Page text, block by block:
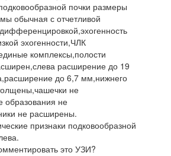
почки размеры
обычная с отчетливой
эхогенности,ЧЛК
комплексы,полости
расширение до 19
до 6,7 мм,нижнего
не
не
не расширены.
признаки подковообразной
это УЗИ?